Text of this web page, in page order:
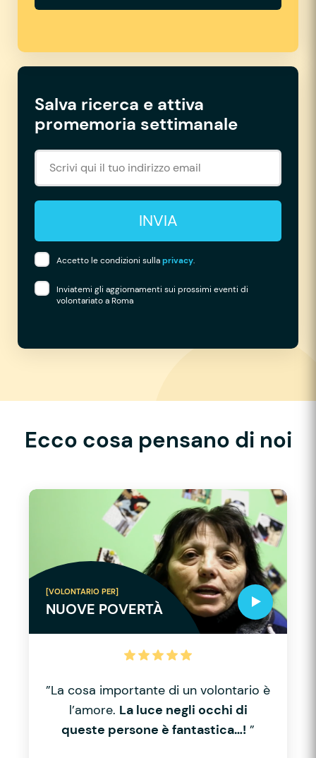
Salva ricerca e attiva
promemoria settimanale
INVIA
Accetto le condizioni sullaprivacy.
Inviatemi gli aggiornamenti sui prossimi eventi di
volontariato a Roma
Ecco cosa pensano di noi
[VOLONTARIO PER]
NUOVE POVERTÀ
”La cosa importante di un volontario è
l’amore. La luce negli occhi di
queste persone è fantastica…! ”